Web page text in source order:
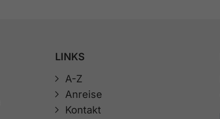
LINKS
A-Z
Anreise
Kontakt